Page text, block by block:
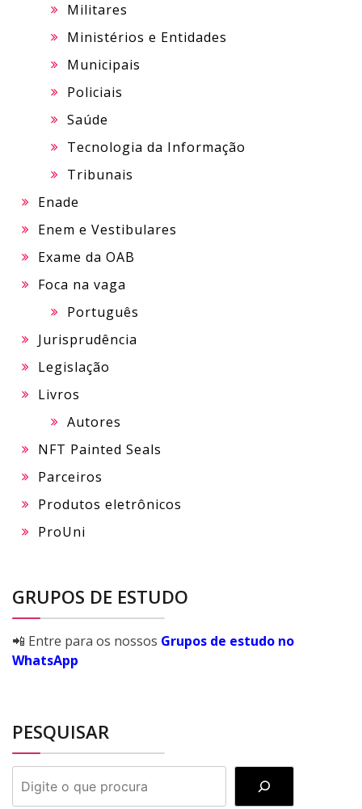
Militares
Ministérios e Entidades
Municipais
Policiais
Saúde
Tecnologia da Informação
Tribunais
Enade
Enem e Vestibulares
Exame da OAB
Foca na vaga
Português
Jurisprudência
Legislação
Livros
Autores
NFT Painted Seals
Parceiros
Produtos eletrônicos
ProUni
GRUPOS DE ESTUDO
📲 Entre para os nossos Grupos de estudo no
WhatsApp
PESQUISAR
PESQUISAR